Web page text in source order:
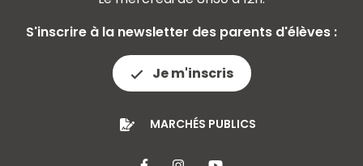
S'inscrire à la newsletter des parents d'élèves :
Je m'inscris
MARCHÉS PUBLICS